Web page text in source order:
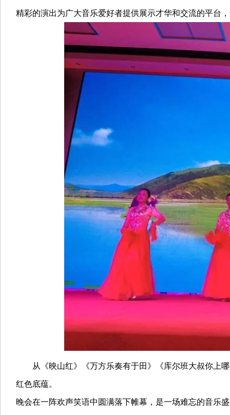
精彩的演出为广大音乐爱好者提供展示才华和交流的平台
从《映山红》《万方乐奏有于田》《库尔班大叔你上哪
红色底蕴。
晚会在一阵欢声笑语中圆满落下帷幕，是一场难忘的音乐